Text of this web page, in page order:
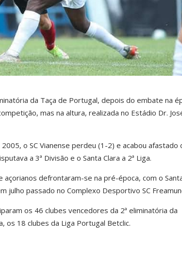
da Taça de Portugal, depois do embate na
mas na altura, realizada no Estádio Dr.
o SC Vianense perdeu (1-2) e acabou afastado
a 3ª Divisão e o Santa Clara a 2ª Liga.
defrontaram-se na pré-época, com o
julho passado no Complexo Desportivo SC
os 46 clubes vencedores da 2ª eliminatória da
os 18 clubes da Liga Portugal Betclic.